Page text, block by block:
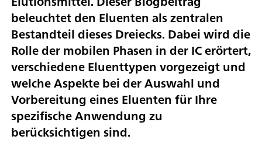
beleuchtet den Eluenten als zentralen
Bestandteil dieses Dreiecks. Dabei wird die
Rolle der mobilen Phasen in der IC erörtert,
verschiedene Eluenttypen vorgezeigt und
welche Aspekte bei der Auswahl und
Vorbereitung eines Eluenten für Ihre
spezifische Anwendung zu
berücksichtigen sind.